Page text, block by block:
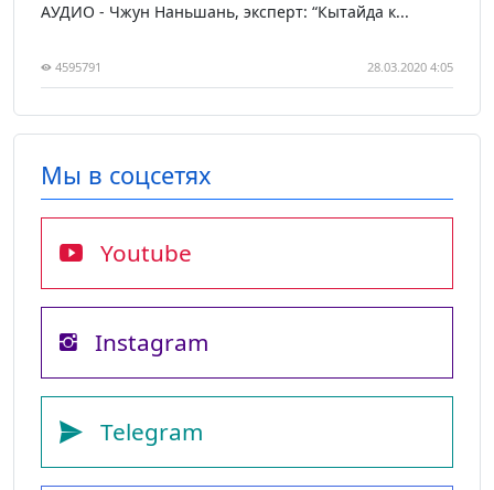
АУДИО - Чжун Наньшань, эксперт: “Кытайда к...
4595791 28.03.2020 4:05
Мы в соцсетях
Youtube
Instagram
Telegram